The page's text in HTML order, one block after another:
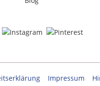
Impressum